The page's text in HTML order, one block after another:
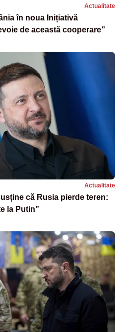
Actualitate
în noua Inițiativă
de această cooperare”
Actualitate
că Rusia pierde teren:
la Putin”